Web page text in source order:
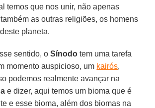
temos que nos unir, não apenas
as outras religiões, os homens
planeta.
sentido, oSínodo tem uma tarefa
momento auspicioso, um kairós,
podemos realmente avançar na
e dizer, aqui temos um bioma que é
e esse bioma, além dos biomas na